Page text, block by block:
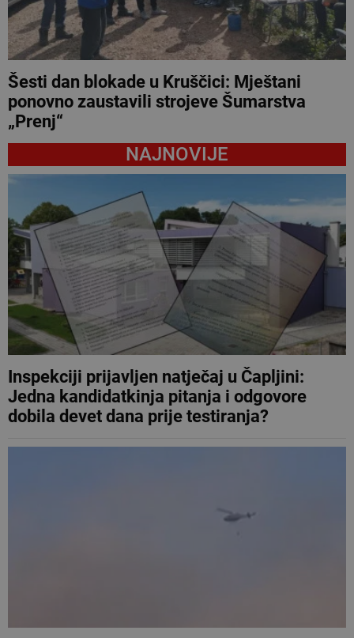
Šesti dan blokade u Kruščici: Mještani
ponovno zaustavili strojeve Šumarstva
„Prenj“
NAJNOVIJE
Inspekciji prijavljen natječaj u Čapljini:
Jedna kandidatkinja pitanja i odgovore
dobila devet dana prije testiranja?